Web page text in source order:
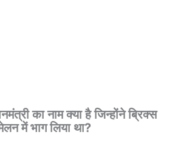
का नाम क्या है जिन्होंने ब्रिक्स
में भाग लिया था?